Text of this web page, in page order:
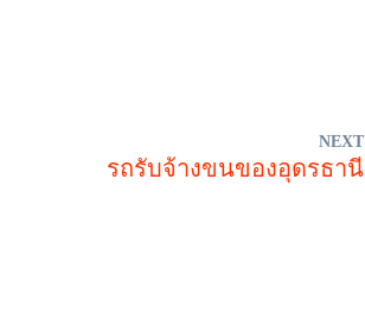
NEXT
รถรับจ้างขนของอุดรธานี